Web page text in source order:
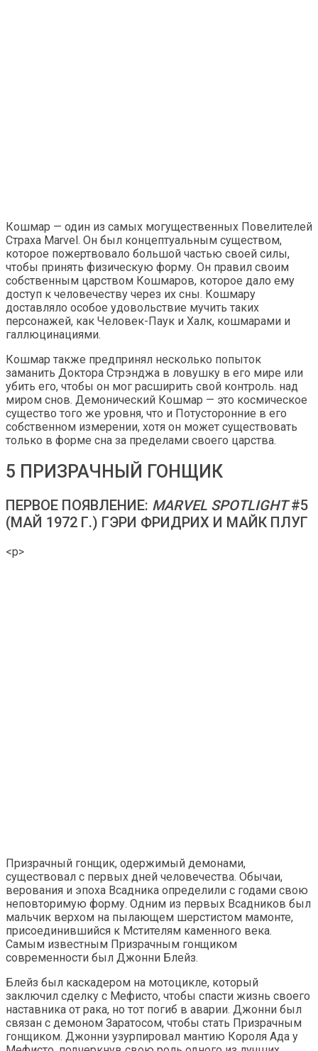
Кошмар — один из самых могущественных Повелителей
Страха Marvel. Он был концептуальным существом,
которое пожертвовало большой частью своей силы,
чтобы принять физическую форму. Он правил своим
собственным царством Кошмаров, которое дало ему
доступ к человечеству через их сны. Кошмару
доставляло особое удовольствие мучить таких
персонажей, как Человек-Паук и Халк, кошмарами и
галлюцинациями.
Кошмар также предпринял несколько попыток
заманить Доктора Стрэнджа в ловушку в его мире или
убить его, чтобы он мог расширить свой контроль. над
миром снов. Демонический Кошмар — это космическое
существо того же уровня, что и Потусторонние в его
собственном измерении, хотя он может существовать
только в форме сна за пределами своего царства.
5 ПРИЗРАЧНЫЙ ГОНЩИК
ПЕРВОЕ ПОЯВЛЕНИЕ: MARVEL SPOTLIGHT#5
(МАЙ 1972 Г.) ГЭРИ ФРИДРИХ И МАЙК ПЛУГ
<р>
Призрачный гонщик, одержимый демонами,
существовал с первых дней человечества. Обычаи,
верования и эпоха Всадника определили с годами свою
неповторимую форму. Одним из первых Всадников был
мальчик верхом на пылающем шерстистом мамонте,
присоединившийся к Мстителям каменного века.
Самым известным Призрачным гонщиком
современности был Джонни Блейз.
Блейз был каскадером на мотоцикле, который
заключил сделку с Мефисто, чтобы спасти жизнь своего
наставника от рака, но тот погиб в аварии. Джонни был
связан с демоном Заратосом, чтобы стать Призрачным
гонщиком. Джонни узурпировал мантию Короля Ада у